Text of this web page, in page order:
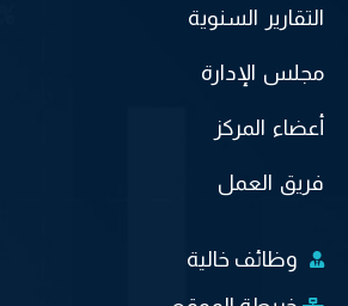
التقارير السنوية
مجلس الإدارة
أعضاء المركز
فريق العمل
وظائف خالية